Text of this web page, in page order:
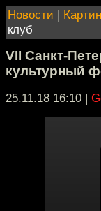
Новости |
клуб
VII Санкт-
культурный
25.11.18 16:10 |